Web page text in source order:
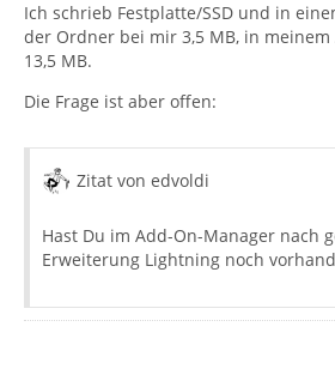
Ich schrieb Festplatte/SSD und in
der Ordner bei mir 3,5 MB, in
13,5 MB.
Die Frage ist aber offen:
Zitat von edvoldi
Hast Du im Add-On-Manager nach
Erweiterung Lightning noch